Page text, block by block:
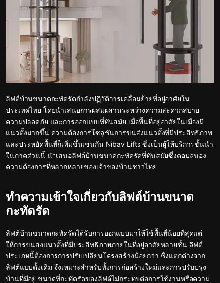
ลิฟต์บ้านขนาดกะทัดรัดกำลังปฏิวัติการเคลื่อนย้ายที่อยู่อาศัยใน
ประเทศไทย โดยนำเสนอการผสมผสานระหว่างความสะดวกสบาย
ความปลอดภัย และการออกแบบที่ทันสมัย เมื่อพื้นที่อยู่อาศัยในเมืองมี
แนวตั้งมากขึ้น ความต้องการโซลูชันการขนส่งแนวตั้งที่มีประสิทธิภาพ
และประหยัดพื้นที่ก็เพิ่มขึ้นเช่นกัน Nibav Lifts ซึ่งเป็นผู้ให้บริการชั้นนำ
ในภาคส่วนนี้ นำเสนอลิฟต์บ้านขนาดกะทัดรัดที่ทันสมัยซึ่งตอบสนอง
ความต้องการที่หลากหลายของเจ้าของบ้านชาวไทย
ทำความเข้าใจเกี่ยวกับลิฟต์บ้านขนาด
กะทัดรัด
ลิฟต์บ้านขนาดกะทัดรัดได้รับการออกแบบมาให้ใช้พื้นที่น้อยที่สุดแต่
ให้การขนส่งแนวตั้งที่มีประสิทธิภาพภายในที่อยู่อาศัยหลายชั้น ลิฟต์
ประเภทนี้ต้องการการปรับเปลี่ยนโครงสร้างน้อยกว่า ซึ่งแตกต่างจาก
ลิฟต์แบบดั้งเดิม จึงเหมาะสำหรับทั้งการก่อสร้างใหม่และการปรับปรุง
บ้านที่มีอยู่ ขนาดที่กะทัดรัดของลิฟต์ไม่กระทบต่อการใช้งานหรือความ